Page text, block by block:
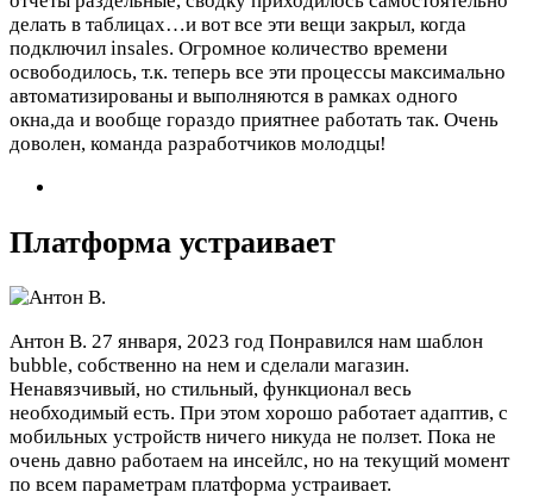
делать в таблицах…и вот все эти вещи закрыл, когда
подключил insales. Огромное количество времени
освободилось, т.к. теперь все эти процессы максимально
автоматизированы и выполняются в рамках одного
окна,да и вообще гораздо приятнее работать так. Очень
доволен, команда разработчиков молодцы!
Платформа устраивает
Антон В. 27 января, 2023 год Понравился нам шаблон
bubble, собственно на нем и сделали магазин.
Ненавязчивый, но стильный, функционал весь
необходимый есть. При этом хорошо работает адаптив, с
мобильных устройств ничего никуда не ползет. Пока не
очень давно работаем на инсейлс, но на текущий момент
по всем параметрам платформа устраивает.